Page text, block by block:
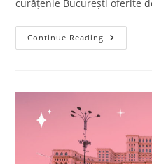
curățenie București oferite
Continue Reading Servicii
Curatenie
Pentru